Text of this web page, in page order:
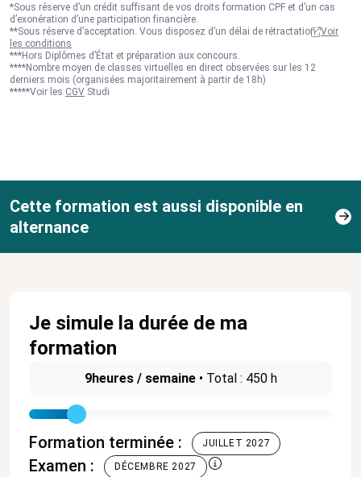
*Sous réserve d’un crédit suffisant de vos droits formation CPF et d’un cas
d’exonération d’une participation financière.
**Sous réserve d’acceptation. Vous disposez d’un délai de rétractation.Voir
les conditions
***Hors Diplômes d’État et préparation aux concours.
****Nombre moyen de classes virtuelles en direct observées sur les 12
derniers mois (organisées majoritairement à partir de 18h)
*****Voir les CGV Studi
Cette formation est aussi disponible en
alternance
Je simule la durée de ma
formation
9heures / semaine • Total : 450 h
Formation terminée : JUILLET 2027
Examen :
DÉCEMBRE 2027